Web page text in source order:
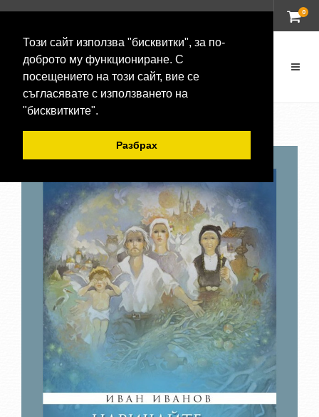
Този сайт използва "бисквитки", за по-
доброто му функциониране. С
посещението на този сайт, вие се
съгласявате с използването на
"бисквитките".
Разбрах
0
-20 %